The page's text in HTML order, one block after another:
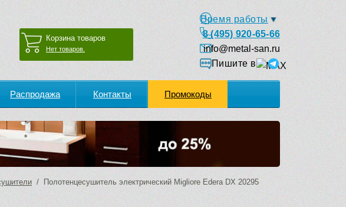
Корзина товаров
Нет товаров.
Время работы
8 (495) 920-65-66
info@metal-san.ru
Пишите в
Распродажа Контакты Промокоды
/ Полотенцесушитель электрический Migliore Edera DX 20295